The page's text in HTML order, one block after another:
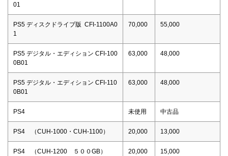
01
PS5 ディスクドライブ版 CFI-1100A0
1
70,000 55,000
PS5 デジタル・エディション CFI-100
0B01
63,000 48,000
PS5 デジタル・エディション CFI-110
0B01
63,000 48,000
PS4 未使用 中古品
PS4 （CUH-1000・CUH-1100） 20,000 13,000
PS4 （CUH-1200 ５００GB）
20,000 15,000